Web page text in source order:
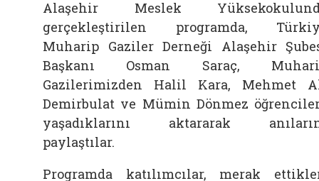
Alaşehir Meslek
gerçekleştirilen programda,
Muharip Gaziler Derneği Alaşehir
Başkanı Osman Saraç,
Gazilerimizden Halil Kara, Mehmet
Demirbulat ve Mümin Dönmez
yaşadıklarını aktararak
paylaştılar.
Programda katılımcılar, merak